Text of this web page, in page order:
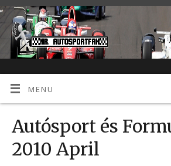
MENU
Autósport és
2010 April